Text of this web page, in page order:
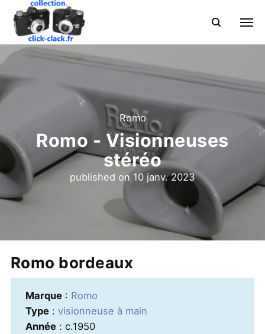
Romo
Romo - Visionneuses
stéréo
published on 10 janv. 2023
Romo bordeaux
Marque: Romo
Type: visionneuse à main
Année: c.1950